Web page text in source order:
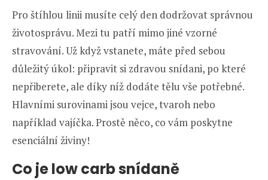
Pro štíhlou linii musíte celý den dodržovat správnou
životosprávu. Mezi tu patří mimo jiné vzorné
stravování. Už když vstanete, máte před sebou
důležitý úkol: připravit si zdravou snídani, po které
nepřiberete, ale díky níž dodáte tělu vše potřebné.
Hlavními surovinami jsou vejce, tvaroh nebo
například vajíčka. Prostě něco, co vám poskytne
esenciální živiny!
Co je low carb snídaně